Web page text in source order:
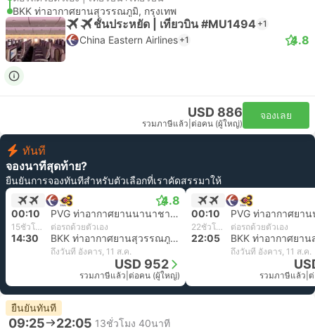
BKK ท่าอากาศยานสุวรรณภูมิ, กรุงเทพ
ชั้นประหยัด | เที่ยวบิน #MU1494 +1
China Eastern Airlines +1 4.8
USD 886
รวมภาษีแล้ว ต่อคน (ผู้ใหญ่)
จองเลย
ทันที
จองนาทีสุดท้าย?
ยืนยันการจองทันทีสำหรับตัวเลือกที่เราคัดสรรมาให้
4.8
00:10 PVG ท่าอากาศยานนานาชาติซ่างไห่ผู่ตง
15ชั่วโมง 20นาที ต่อรถด้วยตัวเอง
14:30 BKK ท่าอากาศยานสุวรรณภูมิ, กรุงเทพ
ถึงวันที่ อังคาร, 11 ส.ค.
USD 952
รวมภาษีแล้ว ต่อคน (ผู้ใหญ่)
00:10
22ชั่วโมง 55นาที ต่อรถด้วยตัวเอง
22:05
ถึงวันที่ อังคาร, 11 ส.ค.
รวมภาษีแล้ว
ยืนยันทันที
09:25 22:05 13ชั่วโมง 40นาที